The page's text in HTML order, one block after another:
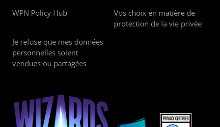
WPN Policy Hub
Vos choix en matière de
protection de la vie privée
Je refuse que mes données
personnelles soient
vendues ou partagées